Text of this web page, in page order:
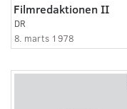
Filmredaktionen II
DR
8. marts 1978